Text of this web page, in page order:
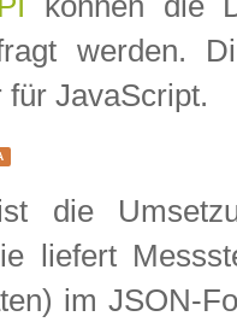
werden.
JavaScript.
die
liefert
im JSON-